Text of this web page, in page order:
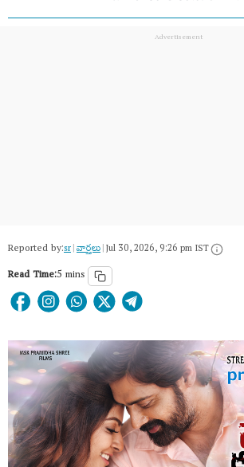
Reported by:sr|వార్త‌లు|Jul 30, 2026, 9:26 pm IST
Read Time:5 mins